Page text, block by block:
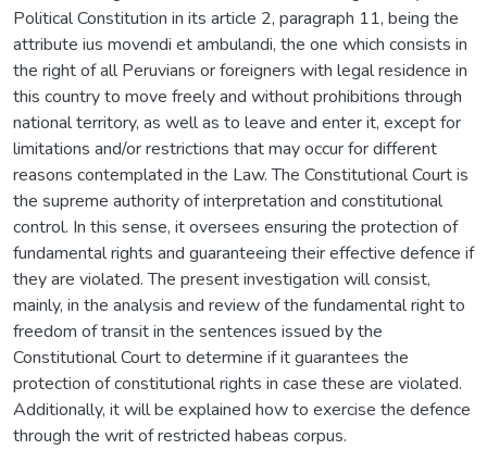
Political Constitution in its article 2, paragraph 11, being the
attribute ius movendi et ambulandi, the one which consists in
the right of all Peruvians or foreigners with legal residence in
this country to move freely and without prohibitions through
national territory, as well as to leave and enter it, except for
limitations and/or restrictions that may occur for different
reasons contemplated in the Law. The Constitutional Court is
the supreme authority of interpretation and constitutional
control. In this sense, it oversees ensuring the protection of
fundamental rights and guaranteeing their effective defence if
they are violated. The present investigation will consist,
mainly, in the analysis and review of the fundamental right to
freedom of transit in the sentences issued by the
Constitutional Court to determine if it guarantees the
protection of constitutional rights in case these are violated.
Additionally, it will be explained how to exercise the defence
through the writ of restricted habeas corpus.